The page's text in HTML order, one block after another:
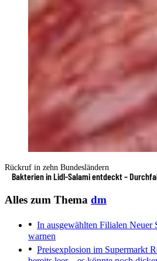
Rückruf in zehn Bundesländern
Bakterien in Lidl-Salami entdeckt –
Alles zum Thema dm
In ausgewählten Filialen Neuer
warnen
Preisexplosion im Supermarkt